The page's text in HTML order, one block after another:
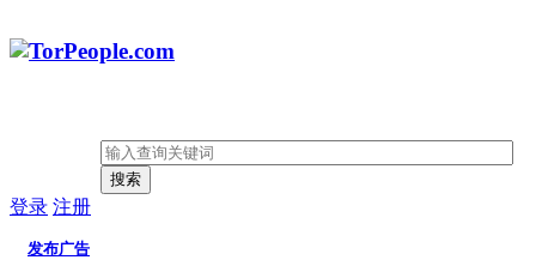
搜索
登录 注册
发布广告